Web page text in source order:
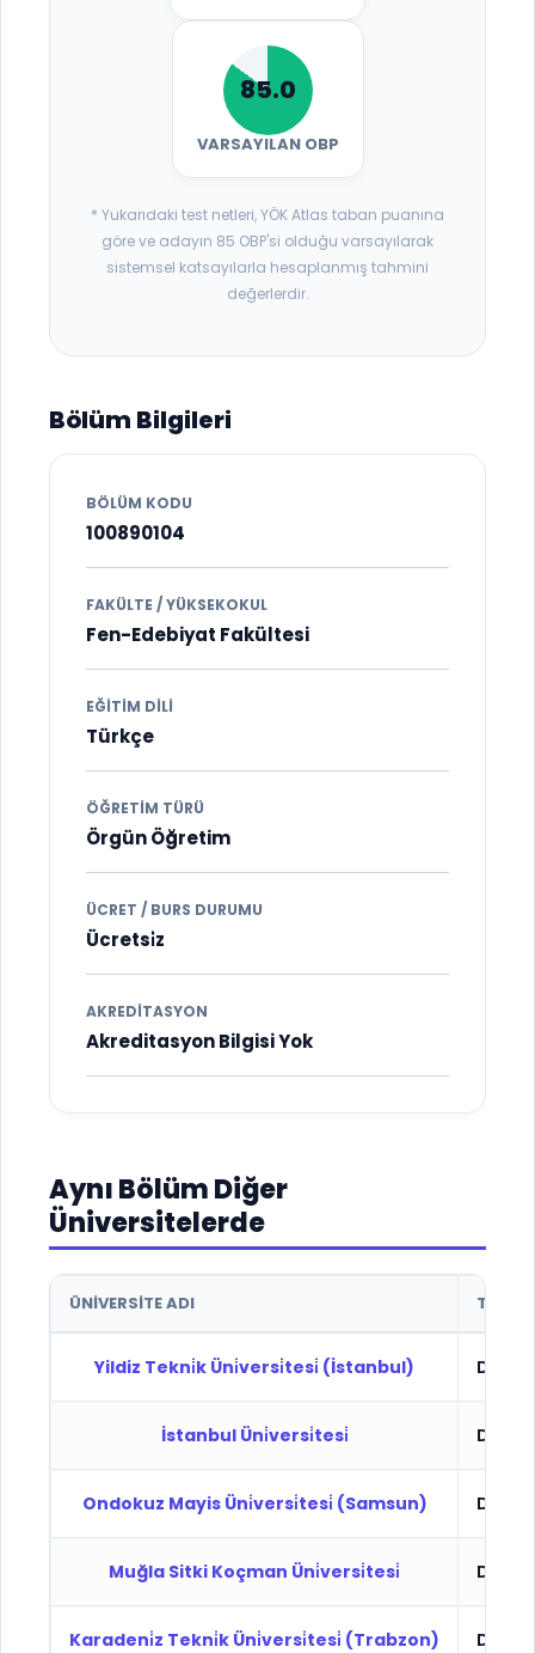
85.0
VARSAYILAN OBP
* Yukarıdaki test netleri, YÖK Atlas taban puanına
göre ve adayın 85 OBP'si olduğu varsayılarak
sistemsel katsayılarla hesaplanmış tahmini
değerlerdir.
Bölüm Bilgileri
BÖLÜM KODU
100890104
FAKÜLTE / YÜKSEKOKUL
Fen-Edebiyat Fakültesi
EĞITIM DILI
Türkçe
ÖĞRETIM TÜRÜ
Örgün Öğretim
ÜCRET / BURS DURUMU
Ücretsi̇z
AKREDITASYON
Akreditasyon Bilgisi Yok
Aynı Bölüm Diğer
Üniversitelerde
ÜNIVERSITE ADI TÜR
Yildiz Tekni̇k Üni̇versi̇tesi̇ (İstanbul) Devlet
İstanbul Üni̇versi̇tesi̇ Devlet
Ondokuz Mayis Üni̇versi̇tesi̇ (Samsun) Devlet
Muğla Sitki Koçman Üni̇versi̇tesi̇ Devlet
Karadeni̇z Tekni̇k Üni̇versi̇tesi̇ (Trabzon) Devlet